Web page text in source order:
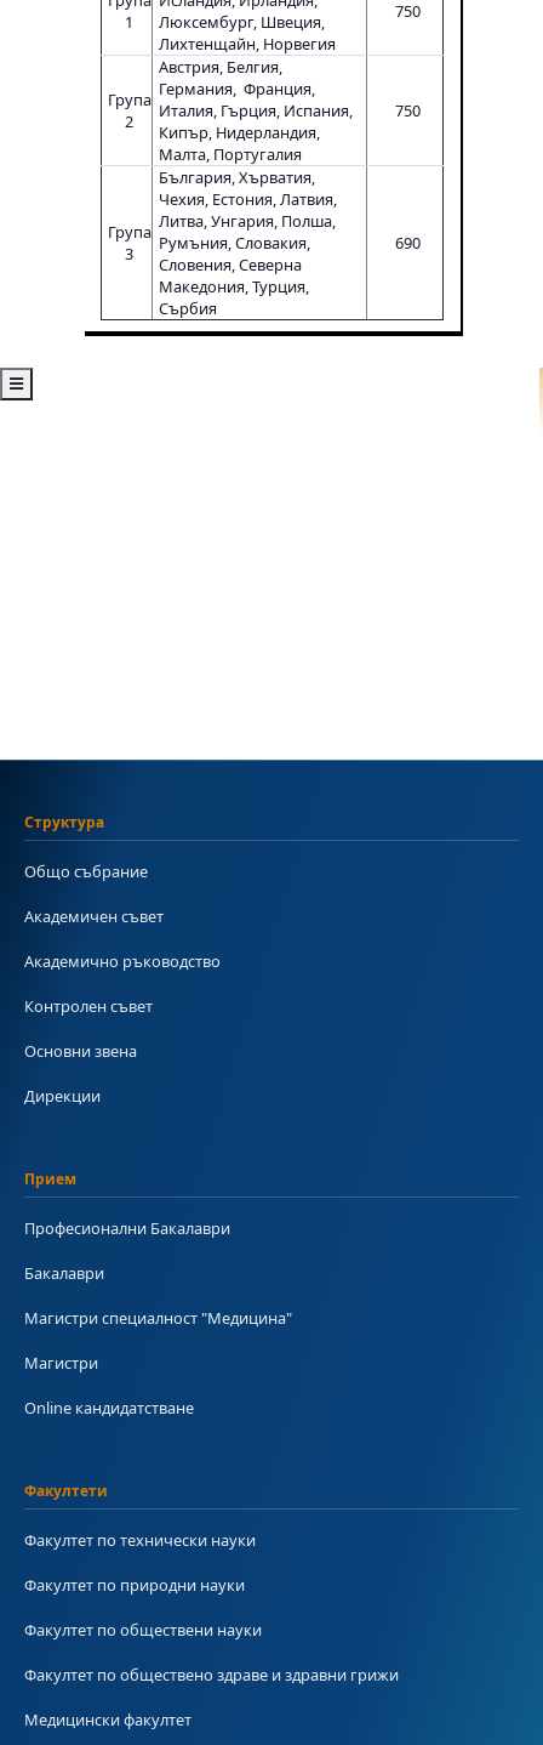
1
Люксембург, Швеция,
Лихтенщайн, Норвегия
750
Група
2
Австрия, Белгия,
Германия, Франция,
Италия, Гърция, Испания,
Кипър, Нидерландия,
Малта, Португалия
750
Група
3
България, Хърватия,
Чехия, Естония, Латвия,
Литва, Унгария, Полша,
Румъния, Словакия,
Словения, Северна
Македония, Турция,
Сърбия
690
Структура
Общо събрание
Академичен съвет
Академично ръководство
Контролен съвет
Основни звена
Дирекции
Прием
Професионални Бакалаври
Бакалаври
Магистри специалност "Медицина"
Магистри
Online кандидатстване
Факултети
Факултет по технически науки
Факултет по природни науки
Факултет по обществени науки
Факултет по обществено здраве и здравни грижи
Медицински факултет